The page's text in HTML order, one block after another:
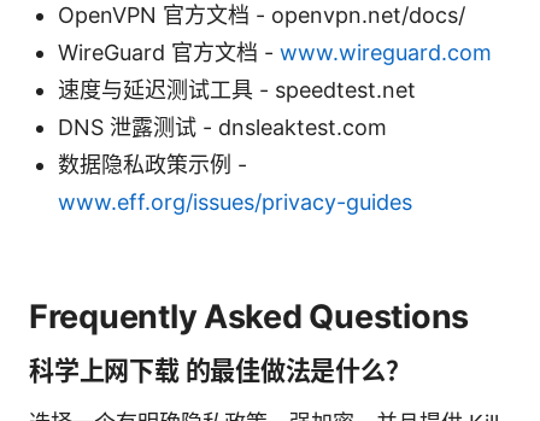
OpenVPN 官方文档 - openvpn.net/docs/
WireGuard 官方文档 - www.wireguard.com
速度与延迟测试工具 - speedtest.net
DNS 泄露测试 - dnsleaktest.com
数据隐私政策示例 -
www.eff.org/issues/privacy-guides
Frequently Asked Questions
科学上网下载 的最佳做法是什么？